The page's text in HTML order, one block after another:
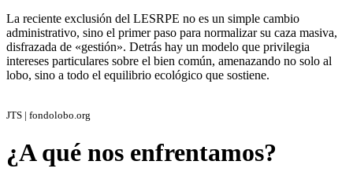
La reciente exclusión del LESRPE no es un simple cambio
administrativo, sino el primer paso para normalizar su caza masiva,
disfrazada de «gestión». Detrás hay un modelo que privilegia
intereses particulares sobre el bien común, amenazando no solo al
lobo, sino a todo el equilibrio ecológico que sostiene.
JTS | fondolobo.org
¿A qué nos enfrentamos?